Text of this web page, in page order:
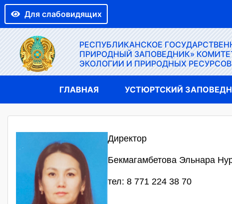
Для слабовидящих
РЕСПУБЛИКАНСКОЕ
ПРИРОДНЫЙ ЗАПОВЕДНИК»
ЭКОЛОГИИ И ПРИРОДНЫХ
ГЛАВНАЯ УСТЮРТСКИЙ
Директор
Бекмагамбетова Эльнара
тел: 8 771 224 38 70